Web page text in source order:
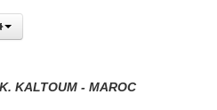
KALTOUM - MAROC